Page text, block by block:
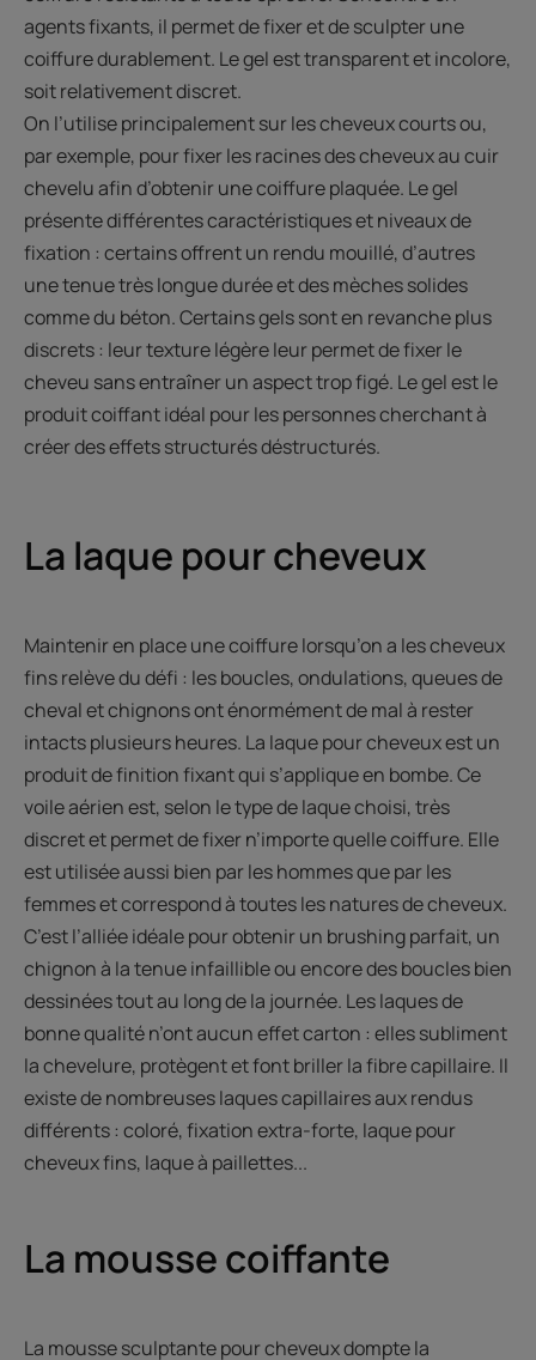
agents fixants, il permet de fixer et de sculpter une
coiffure durablement. Le gel est transparent et incolore,
soit relativement discret.
On l’utilise principalement sur les cheveux courts ou,
par exemple, pour fixer les racines des cheveux au cuir
chevelu afin d’obtenir une coiffure plaquée. Le gel
présente différentes caractéristiques et niveaux de
fixation : certains offrent un rendu mouillé, d’autres
une tenue très longue durée et des mèches solides
comme du béton. Certains gels sont en revanche plus
discrets : leur texture légère leur permet de fixer le
cheveu sans entraîner un aspect trop figé. Le gel est le
produit coiffant idéal pour les personnes cherchant à
créer des effets structurés déstructurés.
La laque pour cheveux
Maintenir en place une coiffure lorsqu’on a les cheveux
fins relève du défi : les boucles, ondulations, queues de
cheval et chignons ont énormément de mal à rester
intacts plusieurs heures. La laque pour cheveux est un
produit de finition fixant qui s’applique en bombe. Ce
voile aérien est, selon le type de laque choisi, très
discret et permet de fixer n’importe quelle coiffure. Elle
est utilisée aussi bien par les hommes que par les
femmes et correspond à toutes les natures de cheveux.
C’est l’alliée idéale pour obtenir un brushing parfait, un
chignon à la tenue infaillible ou encore des boucles bien
dessinées tout au long de la journée. Les laques de
bonne qualité n’ont aucun effet carton : elles subliment
la chevelure, protègent et font briller la fibre capillaire. Il
existe de nombreuses laques capillaires aux rendus
différents : coloré, fixation extra-forte, laque pour
cheveux fins, laque à paillettes...
La mousse coiffante
La mousse sculptante pour cheveux dompte la